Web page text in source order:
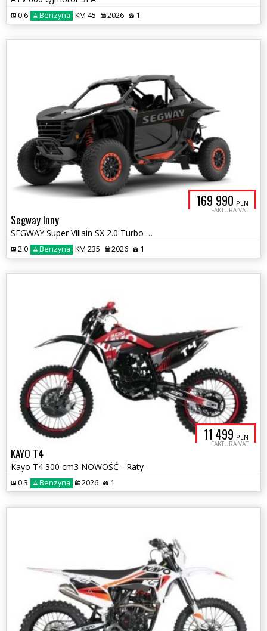
0.6 Benzyna KM 45 2026 1
169 990 PLN
FAKTURA VAT
Segway Inny
SEGWAY Super Villain SX 2.0 Turbo 235 KM
2.0 Benzyna KM 235 2026 1
11 499 PLN
FAKTURA VAT
KAYO T4
Kayo T4 300 cm3 NOWOŚĆ - Raty
0.3 Benzyna 2026 1